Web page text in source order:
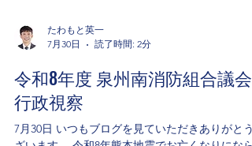
7月30日
読了時間: 2分
令和8年度 泉州南消防組合議会
行政視察